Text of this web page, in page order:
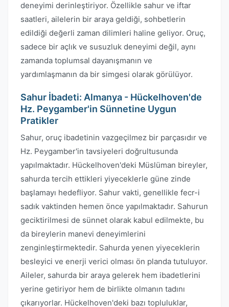
deneyimi derinleştiriyor. Özellikle sahur ve iftar
saatleri, ailelerin bir araya geldiği, sohbetlerin
edildiği değerli zaman dilimleri haline geliyor. Oruç,
sadece bir açlık ve susuzluk deneyimi değil, aynı
zamanda toplumsal dayanışmanın ve
yardımlaşmanın da bir simgesi olarak görülüyor.
Sahur İbadeti: Almanya - Hückelhoven'de
Hz. Peygamber'in Sünnetine Uygun
Pratikler
Sahur, oruç ibadetinin vazgeçilmez bir parçasıdır ve
Hz. Peygamber'in tavsiyeleri doğrultusunda
yapılmaktadır. Hückelhoven'deki Müslüman bireyler,
sahurda tercih ettikleri yiyeceklerle güne zinde
başlamayı hedefliyor. Sahur vakti, genellikle fecr-i
sadık vaktinden hemen önce yapılmaktadır. Sahurun
geciktirilmesi de sünnet olarak kabul edilmekte, bu
da bireylerin manevi deneyimlerini
zenginleştirmektedir. Sahurda yenen yiyeceklerin
besleyici ve enerji verici olması ön planda tutuluyor.
Aileler, sahurda bir araya gelerek hem ibadetlerini
yerine getiriyor hem de birlikte olmanın tadını
çıkarıyorlar. Hückelhoven'deki bazı topluluklar,